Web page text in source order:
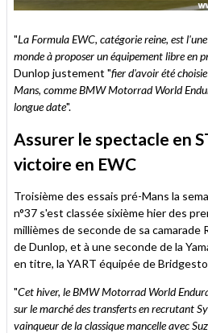
"La Formula EWC, catégorie reine, est
monde à proposer un équipement libre en
Dunlop justement "fier d'avoir été
Mans, comme BMW Motorrad World
longue date".
Assurer le spectacle en
victoire en EWC
Troisième des essais pré-Mans la
n°37 s'est classée sixième hier des
millièmes de seconde de sa camarade
de Dunlop, et à une seconde de la
en titre, la YART équipée de
"Cet hiver, le BMW Motorrad World
sur le marché des transferts en recrutant
vainqueur de la classique mancelle avec